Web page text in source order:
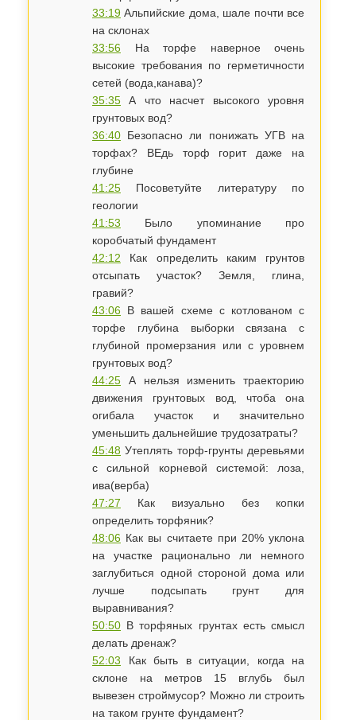
33:19 Альпийские дома, шале почти все
на склонах
33:56 На торфе наверное очень
высокие требования по герметичности
сетей (вода,канава)?
35:35 А что насчет высокого уровня
грунтовых вод?
36:40 Безопасно ли понижать УГВ на
торфах? ВЕдь торф горит даже на
глубине
41:25 Посоветуйте литературу по
геологии
41:53 Было упоминание про
коробчатый фундамент
42:12 Как определить каким грунтов
отсыпать участок? Земля, глина,
гравий?
43:06 В вашей схеме с котлованом с
торфе глубина выборки связана с
глубиной промерзания или с уровнем
грунтовых вод?
44:25 А нельзя изменить траекторию
движения грунтовых вод, чтоба она
огибала участок и значительно
уменьшить дальнейшие трудозатраты?
45:48 Утеплять торф-грунты деревьями
с сильной корневой системой: лоза,
ива(верба)
47:27 Как визуально без копки
определить торфяник?
48:06 Как вы считаете при 20% уклона
на участке рационально ли немного
заглубиться одной стороной дома или
лучше подсыпать грунт для
выравнивания?
50:50 В торфяных грунтах есть смысл
делать дренаж?
52:03 Как быть в ситуации, когда на
склоне на метров 15 вглубь был
вывезен строймусор? Можно ли строить
на таком грунте фундамент?